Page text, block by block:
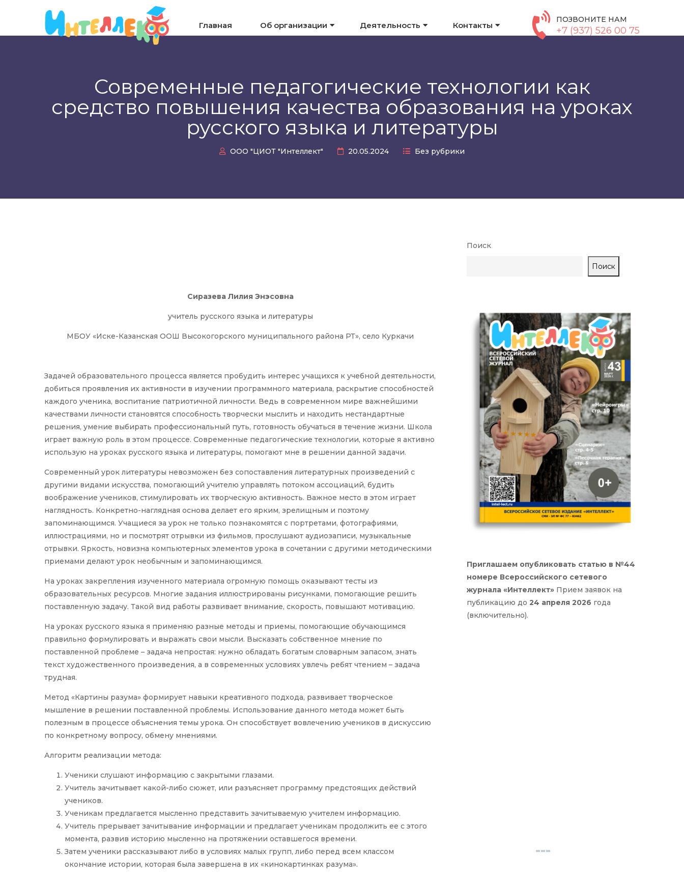
Главная Об организации Деятельность Контакты
ПОЗВОНИТЕ НАМ
+7 (937) 526 00 75
Современные педагогические технологии как
средство повышения качества образования на уроках
русского языка и литературы
ООО "ЦИОТ "Интеллект" 20.05.2024 Без рубрики
Сиразева Лилия Энэсовна
учитель русского языка и литературы
МБОУ «Иске-Казанская ООШ Высокогорского муниципального района РТ», село Куркачи
Задачей образовательного процесса является пробудить интерес учащихся к учебной деятельности,
добиться проявления их активности в изучении программного материала, раскрытие способностей
каждого ученика, воспитание патриотичной личности. Ведь в современном мире важнейшими
качествами личности становятся способность творчески мыслить и находить нестандартные
решения, умение выбирать профессиональный путь, готовность обучаться в течение жизни. Школа
играет важную роль в этом процессе. Современные педагогические технологии, которые я активно
использую на уроках русского языка и литературы, помогают мне в решении данной задачи.
Современный урок литературы невозможен без сопоставления литературных произведений с
другими видами искусства, помогающий учителю управлять потоком ассоциаций, будить
воображение учеников, стимулировать их творческую активность. Важное место в этом играет
наглядность. Конкретно-наглядная основа делает его ярким, зрелищным и поэтому
запоминающимся. Учащиеся за урок не только познакомятся с портретами, фотографиями,
иллюстрациями, но и посмотрят отрывки из фильмов, прослушают аудиозаписи, музыкальные
отрывки. Яркость, новизна компьютерных элементов урока в сочетании с другими методическими
приемами делают урок необычным и запоминающимся.
На уроках закрепления изученного материала огромную помощь оказывают тесты из
образовательных ресурсов. Многие задания иллюстрированы рисунками, помогающие решить
поставленную задачу. Такой вид работы развивает внимание, скорость, повышают мотивацию.
На уроках русского языка я применяю разные методы и приемы, помогающие обучающимся
правильно формулировать и выражать свои мысли. Высказать собственное мнение по
поставленной проблеме – задача непростая: нужно обладать богатым словарным запасом, знать
текст художественного произведения, а в современных условиях увлечь ребят чтением – задача
трудная.
Метод «Картины разума» формирует навыки креативного подхода, развивает творческое
мышление в решении поставленной проблемы. Использование данного метода может быть
полезным в процессе объяснения темы урока. Он способствует вовлечению учеников в дискуссию
по конкретному вопросу, обмену мнениями.
Алгоритм реализации метода:
Ученики слушают информацию с закрытыми глазами.
Учитель зачитывает какой-либо сюжет, или разъясняет программу предстоящих действий
учеников.
Ученикам предлагается мысленно представить зачитываемую учителем информацию.
Учитель прерывает зачитывание информации и предлагает ученикам продолжить ее с этого
момента, развив историю мысленно на протяжении оставшегося времени.
Затем ученики рассказывают либо в условиях малых групп, либо перед всем классом
окончание истории, которая была завершена в их «кинокартинках разума».
Поиск
Поиск
Приглашаем опубликовать статью в №44
номере Всероссийского сетевого
журнала «Интеллект» Прием заявок на
публикацию до 24 апреля 2026 года
(включительно).